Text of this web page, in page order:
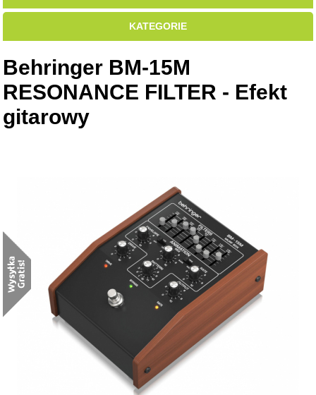
KATEGORIE
Behringer BM-15M
RESONANCE FILTER - Efekt
gitarowy